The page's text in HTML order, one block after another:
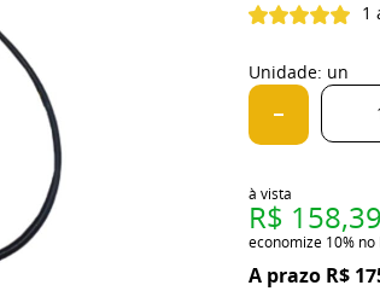
1
Unidade: un
R$
à vista
R$ 158,39
economize 10% no